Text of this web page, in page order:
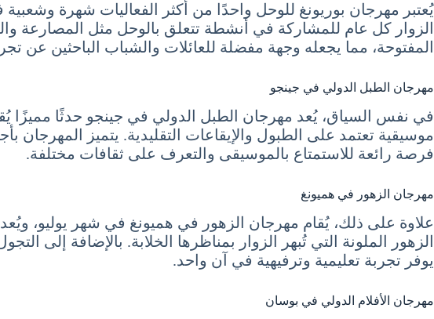
يُعتبر مهرجان بوريونغ للوحل واحدًا من أكثر الفعاليات شهرة
الزوار كل عام للمشاركة في أنشطة تتعلق بالوحل مثل المصارعة
المفتوحة، مما يجعله وجهة مفضلة للعائلات والشباب الباحثين عن
مهرجان الطبل الدولي في جينجو
في نفس السياق، يُعد مهرجان الطبل الدولي في جينجو حدثًا مميزًا
موسيقية تعتمد على الطبول والإيقاعات التقليدية. يتميز المهرجان
فرصة رائعة للاستمتاع بالموسيقى والتعرف على ثقافات مختلفة.
مهرجان الزهور في هميونغ
علاوة على ذلك، يُقام مهرجان الزهور في هميونغ في شهر يوليو،
الزهور الملونة التي تُبهر الزوار بمناظرها الخلابة. بالإضافة إلى
يوفر تجربة تعليمية وترفيهية في آن واحد.
مهرجان الأفلام الدولي في بوسان